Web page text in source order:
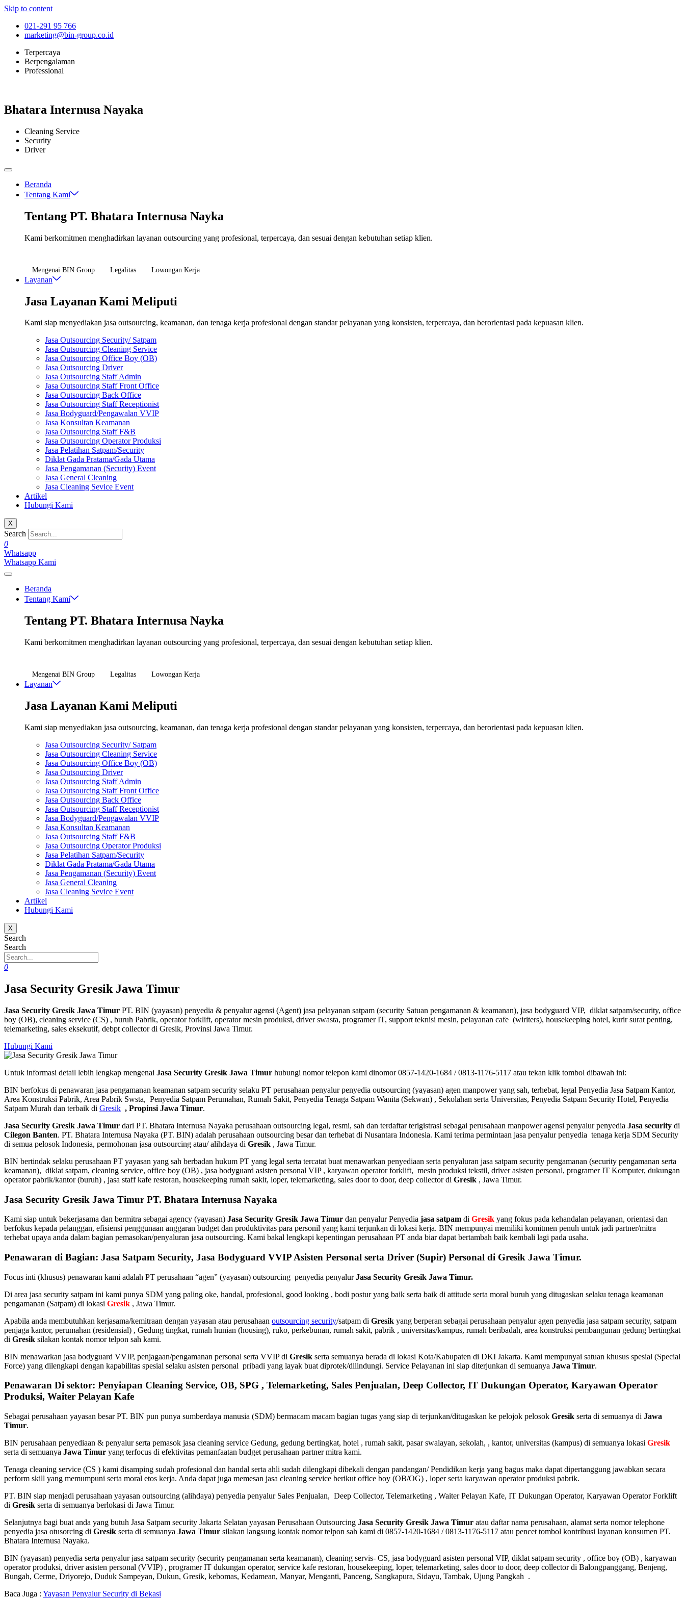
Skip to content
021-291 95 766
marketing@bin-group.co.id
Terpercaya
Berpengalaman
Professional
Bhatara Internusa Nayaka
Cleaning Service
Security
Driver
Beranda
Tentang Kami
Tentang PT. Bhatara Internusa Nayka
Kami berkomitmen menghadirkan layanan outsourcing yang profesional, terpercaya, dan sesuai dengan kebutuhan setiap klien.
Mengenai BIN Group Legalitas Lowongan Kerja
Layanan
Jasa Layanan Kami Meliputi
Kami siap menyediakan jasa outsourcing, keamanan, dan tenaga kerja profesional dengan standar pelayanan yang konsisten, terpercaya, dan berorientasi pada kepuasan klien.
Jasa Outsourcing Security/ Satpam
Jasa Outsourcing Cleaning Service
Jasa Outsourcing Office Boy (OB)
Jasa Outsourcing Driver
Jasa Outsourcing Staff Admin
Jasa Outsourcing Staff Front Office
Jasa Outsourcing Back Office
Jasa Outsourcing Staff Receptionist
Jasa Bodyguard/Pengawalan VVIP
Jasa Konsultan Keamanan
Jasa Outsourcing Staff F&B
Jasa Outsourcing Operator Produksi
Jasa Pelatihan Satpam/Security
Diklat Gada Pratama/Gada Utama
Jasa Pengamanan (Security) Event
Jasa General Cleaning
Jasa Cleaning Sevice Event
Artikel
Hubungi Kami
X
Search
0
Whatsapp
Whatsapp Kami
Beranda
Tentang Kami
Tentang PT. Bhatara Internusa Nayka
Kami berkomitmen menghadirkan layanan outsourcing yang profesional, terpercaya, dan sesuai dengan kebutuhan setiap klien.
Mengenai BIN Group Legalitas Lowongan Kerja
Layanan
Jasa Layanan Kami Meliputi
Kami siap menyediakan jasa outsourcing, keamanan, dan tenaga kerja profesional dengan standar pelayanan yang konsisten, terpercaya, dan berorientasi pada kepuasan klien.
Jasa Outsourcing Security/ Satpam
Jasa Outsourcing Cleaning Service
Jasa Outsourcing Office Boy (OB)
Jasa Outsourcing Driver
Jasa Outsourcing Staff Admin
Jasa Outsourcing Staff Front Office
Jasa Outsourcing Back Office
Jasa Outsourcing Staff Receptionist
Jasa Bodyguard/Pengawalan VVIP
Jasa Konsultan Keamanan
Jasa Outsourcing Staff F&B
Jasa Outsourcing Operator Produksi
Jasa Pelatihan Satpam/Security
Diklat Gada Pratama/Gada Utama
Jasa Pengamanan (Security) Event
Jasa General Cleaning
Jasa Cleaning Sevice Event
Artikel
Hubungi Kami
X
Search
Search
0
Jasa Security Gresik Jawa Timur
Jasa Security Gresik Jawa Timur PT. BIN (yayasan) penyedia & penyalur agensi (Agent) jasa pelayanan satpam (security Satuan pengamanan & keamanan), jasa bodyguard VIP, diklat satpam/security, office
boy (OB), cleaning service (CS) , buruh Pabrik, operator forklift, operator mesin produksi, driver swasta, programer IT, support teknisi mesin, pelayanan cafe (wiriters), housekeeping hotel, kurir surat penting,
telemarketing, sales eksekutif, debpt collector di Gresik, Provinsi Jawa Timur.
Hubungi Kami
Untuk informasi detail lebih lengkap mengenai Jasa Security Gresik Jawa Timur hubungi nomor telepon kami dinomor 0857-1420-1684 / 0813-1176-5117 atau tekan klik tombol dibawah ini:
BIN berfokus di penawaran jasa pengamanan keamanan satpam security selaku PT perusahaan penyalurpenyedia outsourcing (yayasan) agen manpower yang sah, terhebat, legal Penyedia Jasa Satpam Kantor,
Area Konstruksi Pabrik, Area Pabrik Swsta, Penyedia Satpam Perumahan, Rumah Sakit, Penyedia Tenaga Satpam Wanita (Sekwan) , Sekolahan serta Universitas, Penyedia Satpam Security Hotel, Penyedia
Satpam Murah dan terbaik di Gresik , Propinsi Jawa Timur.
Jasa Security Gresik Jawa Timur dari PT. Bhatara Internusa Nayaka perusahaan outsourcing legal, resmi, sah dan terdaftar terigistrasi sebagai perusahaan manpower agensi penyalur penyedia Jasa security di
Cilegon Banten. PT. Bhatara Internusa Nayaka (PT. BIN) adalah perusahaan outsourcing besar dan terhebat di Nusantara Indonesia. Kami terima permintaan jasa penyalurpenyedia tenaga kerja SDM Security
di semua pelosok Indonesia, permohonan jasa outsourcing atau/ alihdaya di Gresik , Jawa Timur.
BIN bertindak selaku perusahaan PT yayasan yang sah berbadan hukum PT yang legal serta tercatat buat menawarkan penyediaan serta penyaluran jasa satpam security pengamanan (security pengamanan serta
keamanan), diklat satpam, cleaning service, office boy (OB) , jasa bodyguard asisten personal VIP , karyawan operator forklift, mesin produksi tekstil, driver asisten personal, programer IT Komputer, dukungan
operator pabrik/kantor (buruh) , jasa staff kafe restoran, housekeeping rumah sakit, loper, telemarketing, sales door to door, deep collector di Gresik , Jawa Timur.
Jasa Security Gresik Jawa Timur PT. Bhatara Internusa Nayaka
Kami siap untuk bekerjasama dan bermitra sebagai agency (yayasan) Jasa Security Gresik Jawa Timur dan penyalur Penyedia jasa satpam di Gresik yang fokus pada kehandalan pelayanan, orientasi dan
berfokus kepada pelanggan, efisiensi penggunaan anggaran budget dan produktivitas para personil yang kami terjunkan di lokasi kerja. BIN mempunyai memiliki komitmen penuh untuk jadi partner/mitra
terhebat upaya anda dalam bagian pemasokan/penyaluran jasa outsourcing. Kami bakal lengkapi kepentingan perusahaan PT anda biar dapat bertambah baik kembali lagi pada usaha.
Penawaran di Bagian: Jasa Satpam Security, Jasa Bodyguard VVIP Asisten Personal serta Driver (Supir) Personal di Gresik Jawa Timur.
Focus inti (khusus) penawaran kami adalah PT perusahaan “agen” (yayasan) outsourcing penyedia penyalur Jasa Security Gresik Jawa Timur.
Di area jasa security satpam ini kami punya SDM yang paling oke, handal, profesional, good looking , bodi postur yang baik serta baik di attitude serta moral buruh yang ditugaskan selaku tenaga keamanan
pengamanan (Satpam) di lokasi Gresik , Jawa Timur.
Apabila anda membutuhkan kerjasama/kemitraan dengan yayasan atau perusahaan outsourcing security/satpam di Gresik yang berperan sebagai perusahaan penyaluragen penyedia jasa satpam security, satpam
penjaga kantor, perumahan (residensial) , Gedung tingkat, rumah hunian (housing), ruko, perkebunan, rumah sakit, pabrik , universitas/kampus, rumah beribadah, area konstruksi pembangunan gedung bertingkat
di Gresik silakan kontak nomor telpon sah kami.
BIN menawarkan jasa bodyguard VVIP, penjagaan/pengamanan personal serta VVIP di Gresik serta semuanya berada di lokasi Kota/Kabupaten di DKI Jakarta. Kami mempunyai satuan khusus spesial (Special
Force) yang dilengkapi dengan kapabilitas spesial selaku asisten personal pribadi yang layak buat diprotek/dilindungi. Service Pelayanan ini siap diterjunkan di semuanya Jawa Timur.
Penawaran Di sektor: Penyiapan Cleaning Service, OB, SPG , Telemarketing, Sales Penjualan, Deep Collector, IT Dukungan Operator, Karyawan Operator
Produksi, Waiter Pelayan Kafe
Sebagai perusahaan yayasan besar PT. BIN pun punya sumberdaya manusia (SDM) bermacam macam bagian tugas yang siap di terjunkan/ditugaskan ke pelojok pelosok Gresik serta di semuanya di Jawa
Timur.
BIN perusahaan penyediaan & penyalur serta pemasok jasa cleaning service Gedung, gedung bertingkat, hotel , rumah sakit, pasar swalayan, sekolah, , kantor, universitas (kampus) di semuanya lokasi Gresik
serta di semuanya Jawa Timur yang terfocus di efektivitas pemanfaatan budget perusahaan partner mitra kami.
Tenaga cleaning service (CS ) kami disamping sudah profesional dan handal serta ahli sudah dilengkapi dibekali dengan pandangan/ Pendidikan kerja yang bagus maka dapat dipertanggung jawabkan secara
perform skill yang memumpuni serta moral etos kerja. Anda dapat juga memesan jasa cleaning service berikut office boy (OB/OG) , loper serta karyawan operator produksi pabrik.
PT. BIN siap menjadi perusahaan yayasan outsourcing (alihdaya) penyedia penyalur Sales Penjualan, Deep Collector, Telemarketing , Waiter Pelayan Kafe, IT Dukungan Operator, Karyawan Operator Forklift
di Gresik serta di semuanya berlokasi di Jawa Timur.
Selanjutnya bagi buat anda yang butuh Jasa Satpam security Jakarta Selatan yayasan Perusahaan Outsourcing Jasa Security Gresik Jawa Timur atau daftar nama perusahaan, alamat serta nomor telephone
penyedia jasa otusorcing di Gresik serta di semuanya Jawa Timur silakan langsung kontak nomor telpon sah kami di 0857-1420-1684 / 0813-1176-5117 atau pencet tombol kontribusi layanan konsumen PT.
Bhatara Internusa Nayaka.
BIN (yayasan) penyedia serta penyalur jasa satpam security (security pengamanan serta keamanan), cleaning servis- CS, jasa bodyguard asisten personal VIP, diklat satpam security , office boy (OB) , karyawan
operator produksi, driver asisten personal (VVIP) , programer IT dukungan operator, service kafe restoran, housekeeping, loper, telemarketing, sales door to door, deep collector di Balongpanggang, Benjeng,
Bungah, Cerme, Driyorejo, Duduk Sampeyan, Dukun, Gresik, kebomas, Kedamean, Manyar, Menganti, Panceng, Sangkapura, Sidayu, Tambak, Ujung Pangkah .
Baca Juga : Yayasan Penyalur Security di Bekasi